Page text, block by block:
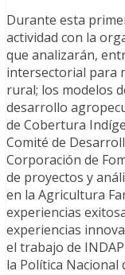
Durante esta
actividad con la
que analizarán,
intersectorial para
rural; los modelos
desarrollo
de Cobertura
Comité de
Corporación de
de proyectos y
en la Agricultura
experiencias
experiencias
el trabajo de
la Política Nacional